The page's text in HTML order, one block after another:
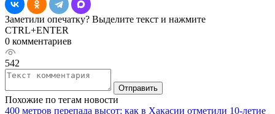
Заметили опечатку? Выделите текст и нажмите
CTRL+ENTER
0 комментариев
542
Отправить
Похожие по тегам новости
400 метров перепада высот: как в Хакасии отметили 10-летие